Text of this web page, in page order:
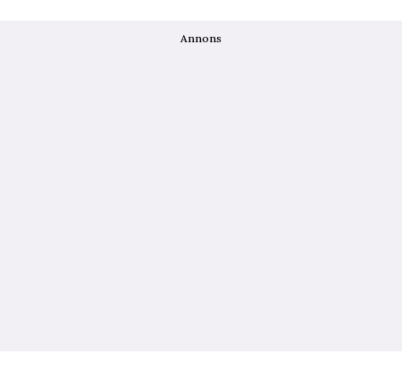
Annons